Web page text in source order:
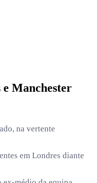
Manchester
na vertente
em Londres diante